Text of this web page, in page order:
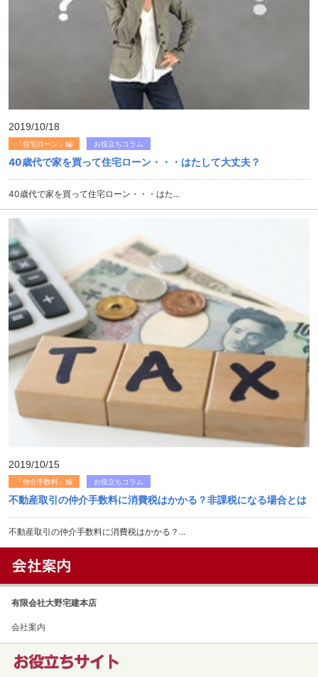
2019/10/18
「住宅ローン」編 お役立ちコラム
40歳代で家を買って住宅ローン・・・はたして大丈夫？
40歳代で家を買って住宅ローン・・・はた...
2019/10/15
「仲介手数料」編 お役立ちコラム
不動産取引の仲介手数料に消費税はかかる？非課税になる場合とは
不動産取引の仲介手数料に消費税はかかる？...
有限会社大野宅建本店
会社案内